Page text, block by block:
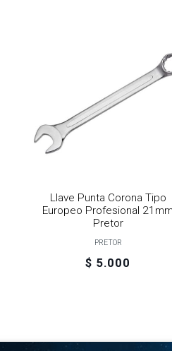
Llave Punta Corona Tipo
Europeo Profesional
Pretor
PRETOR
$ 5.000